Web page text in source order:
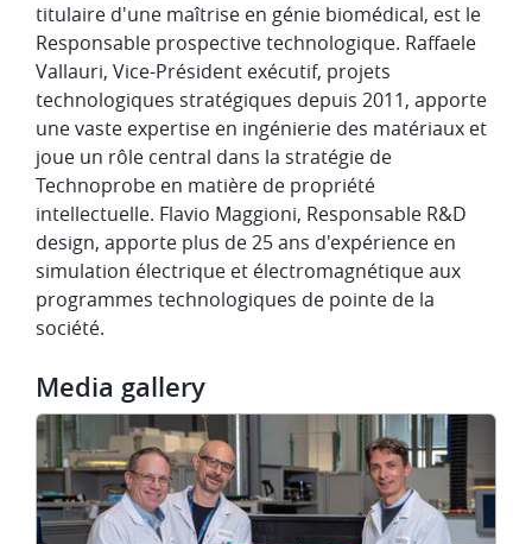
titulaire d'une maîtrise en génie biomédical, est le
Responsable prospective technologique. Raffaele
Vallauri, Vice-Président exécutif, projets
technologiques stratégiques depuis 2011, apporte
une vaste expertise en ingénierie des matériaux et
joue un rôle central dans la stratégie de
Technoprobe en matière de propriété
intellectuelle. Flavio Maggioni, Responsable R&D
design, apporte plus de 25 ans d'expérience en
simulation électrique et électromagnétique aux
programmes technologiques de pointe de la
société.
Media gallery